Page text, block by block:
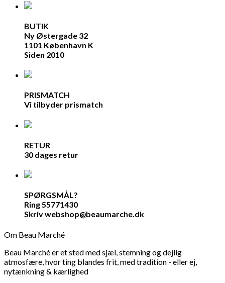
BUTIK
Ny Østergade 32
1101 København K
Siden 2010
PRISMATCH
Vi tilbyder prismatch
RETUR
30 dages retur
SPØRGSMÅL?
Ring 55771430
Skriv webshop@beaumarche.dk
Om Beau Marché
Beau Marché er et sted med sjæl, stemning og dejlig
atmosfære, hvor ting blandes frit, med tradition - eller ej,
nytænkning & kærlighed